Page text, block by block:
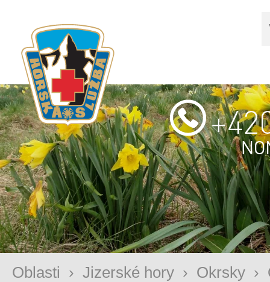
Oblasti › Jizerské hory › Okrsky ›